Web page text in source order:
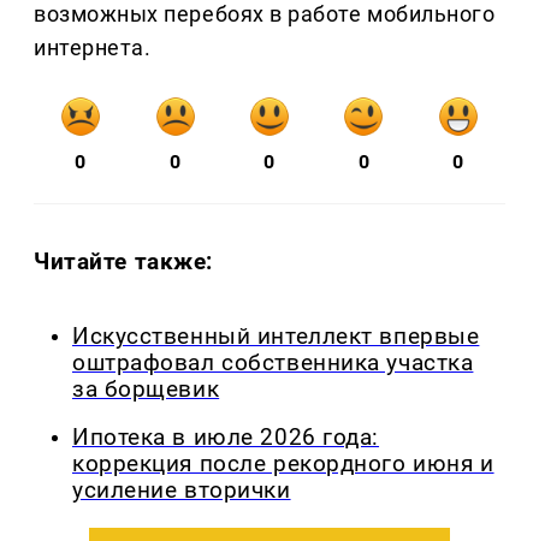
возможных перебоях в работе мобильного
интернета.
0 0 0 0 0
Читайте также:
Искусственный интеллект впервые
оштрафовал собственника участка
за борщевик
Ипотека в июле 2026 года:
коррекция после рекордного июня и
усиление вторички